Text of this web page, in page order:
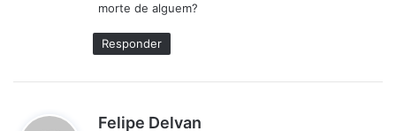
morte de alguem?
Responder
Felipe Delvan